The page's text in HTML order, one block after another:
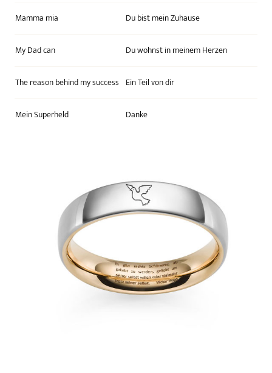
Mamma mia Du bist mein Zuhause
My Dad can Du wohnst in meinem Herzen
The reason behind my success Ein Teil von dir
Mein Superheld Danke